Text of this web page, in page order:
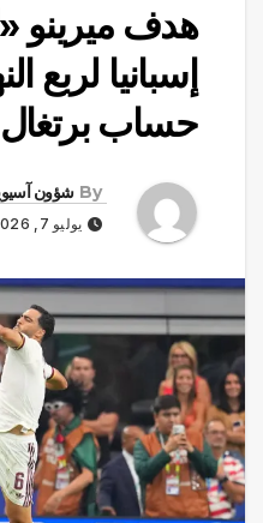
هدف ميرينو
إسبانيا لربع
حساب برتغال
By شؤون
يوليو 7, 2026